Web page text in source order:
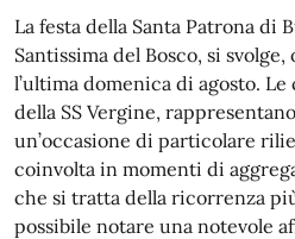
La festa della Santa Patrona di
Santissima del Bosco, si
l’ultima domenica di agosto.
della SS Vergine,
un’occasione di particolare
coinvolta in momenti di
che si tratta della ricorrenza
possibile notare una notevole